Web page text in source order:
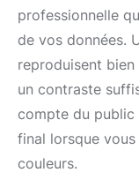
professionnelle
de vos données.
reproduisent
un contraste
compte du public
final lorsque
couleurs.